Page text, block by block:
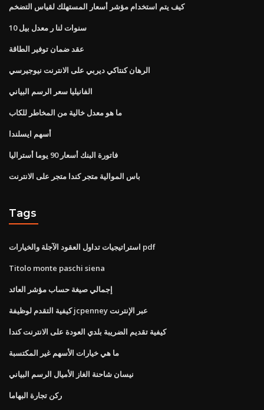
كيف يتم استخدام مؤشر أسعار المستهلك لقياس التضخم
10 سنوات لنا ر معدل بيل
عقد ضمان توفير الطاقة
الرهان كنتاكي ديربي على الانترنت نيوجيرسي
الفانيليا سعر الرسم البياني
ما هو معدل خالية من المخاطر للكاب
أسهم ايسلندا
فاتورة البنك أسعار 90 يوما أستراليا
باس الموالية متجر كندا متجر على الانترنت
Tags
استراتيجيات تداول العقود الآجلة والخيارات pdf
Titolo monte paschi siena
إجمالي صيغة حساب مؤشر العائد
كيفية التقدم لوظيفة jcpenney عبر الإنترنت
كيفية تقديم الضريبة بلدي العودة على الانترنت كندا
ما هي خيارات الأسهم غير المكتسبة
نيسان شاحنة الغاز الأميال الرسم البياني
ركن تجارة البهاما